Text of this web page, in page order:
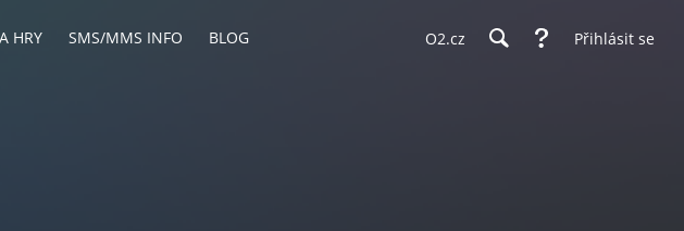
HRY SMS/MMS INFO BLOG O2.cz Přihlásit se